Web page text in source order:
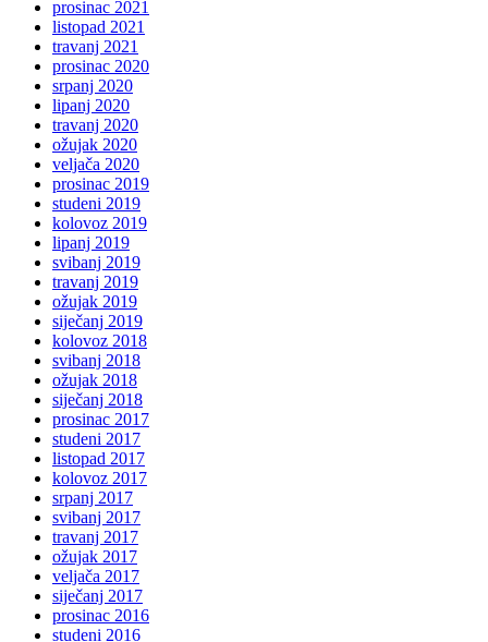
prosinac 2021
listopad 2021
travanj 2021
prosinac 2020
srpanj 2020
lipanj 2020
travanj 2020
ožujak 2020
veljača 2020
prosinac 2019
studeni 2019
kolovoz 2019
lipanj 2019
svibanj 2019
travanj 2019
ožujak 2019
siječanj 2019
kolovoz 2018
svibanj 2018
ožujak 2018
siječanj 2018
prosinac 2017
studeni 2017
listopad 2017
kolovoz 2017
srpanj 2017
svibanj 2017
travanj 2017
ožujak 2017
veljača 2017
siječanj 2017
prosinac 2016
studeni 2016